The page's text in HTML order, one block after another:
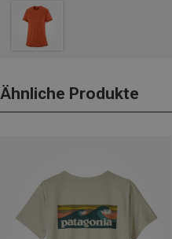
Ähnliche Produkte